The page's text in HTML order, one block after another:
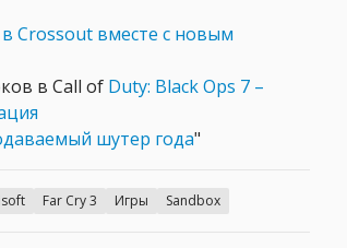
в Crossout вместе с новым
в Call of Duty: Black Ops 7 –
шутер года"
Far Cry 3 Игры Sandbox